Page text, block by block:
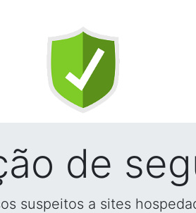
de
suspeitos a sites